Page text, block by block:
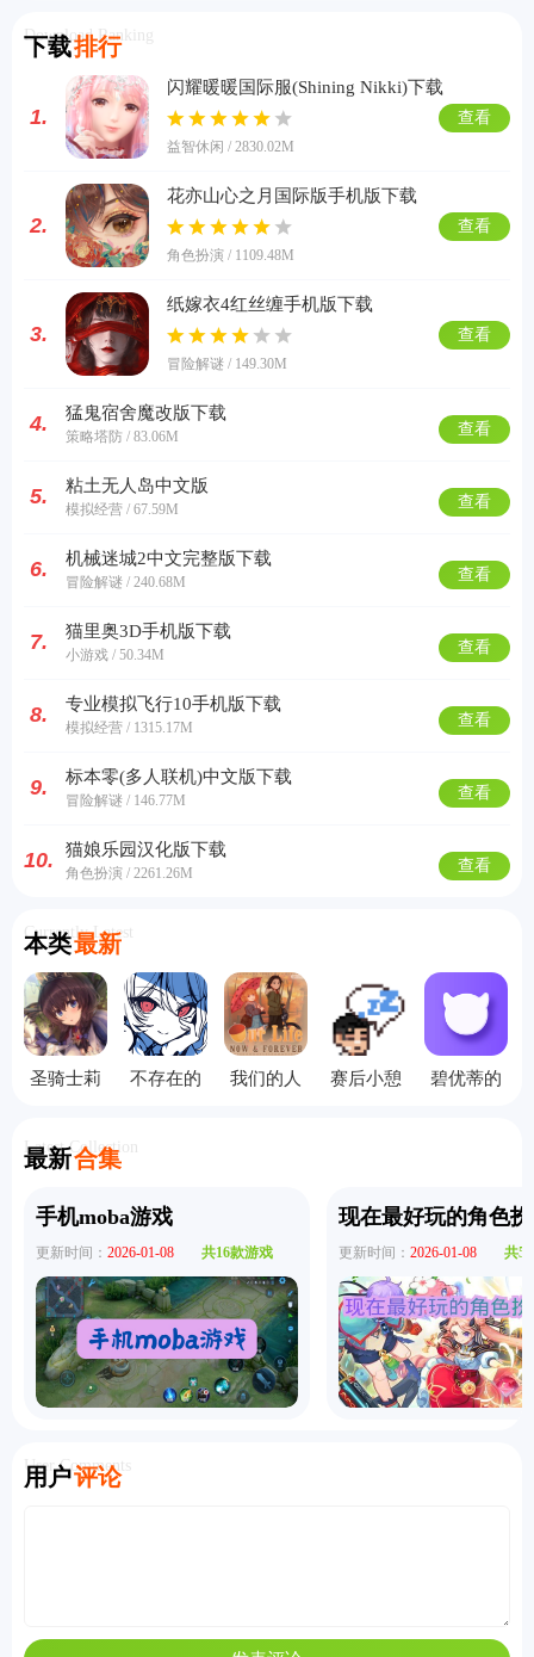
下载排行
Download Ranking
1.
闪耀暖暖国际服(Shining Nikki)下载
益智休闲 / 2830.02M
查看
2.
花亦山心之月国际版手机版下载
角色扮演 / 1109.48M
查看
3.
纸嫁衣4红丝缠手机版下载
冒险解谜 / 149.30M
查看
4. 猛鬼宿舍魔改版下载
策略塔防 / 83.06M 查看
5. 粘土无人岛中文版
模拟经营 / 67.59M 查看
6. 机械迷城2中文完整版下载
冒险解谜 / 240.68M 查看
7. 猫里奥3D手机版下载
小游戏 / 50.34M 查看
8. 专业模拟飞行10手机版下载
模拟经营 / 1315.17M 查看
9. 标本零(多人联机)中文版下载
冒险解谜 / 146.77M 查看
10. 猫娘乐园汉化版下载
角色扮演 / 2261.26M 查看
本类最新
Currently Latest
圣骑士莉
机版
不存在的
我们的人
赛后小憩
碧优蒂的
最新合集
Latest Collection
手机moba游戏
更新时间： 2026-01-08 共16款游戏
现在最好玩的角色
更新时间： 2026-01-08 共
用户评论
User Comments